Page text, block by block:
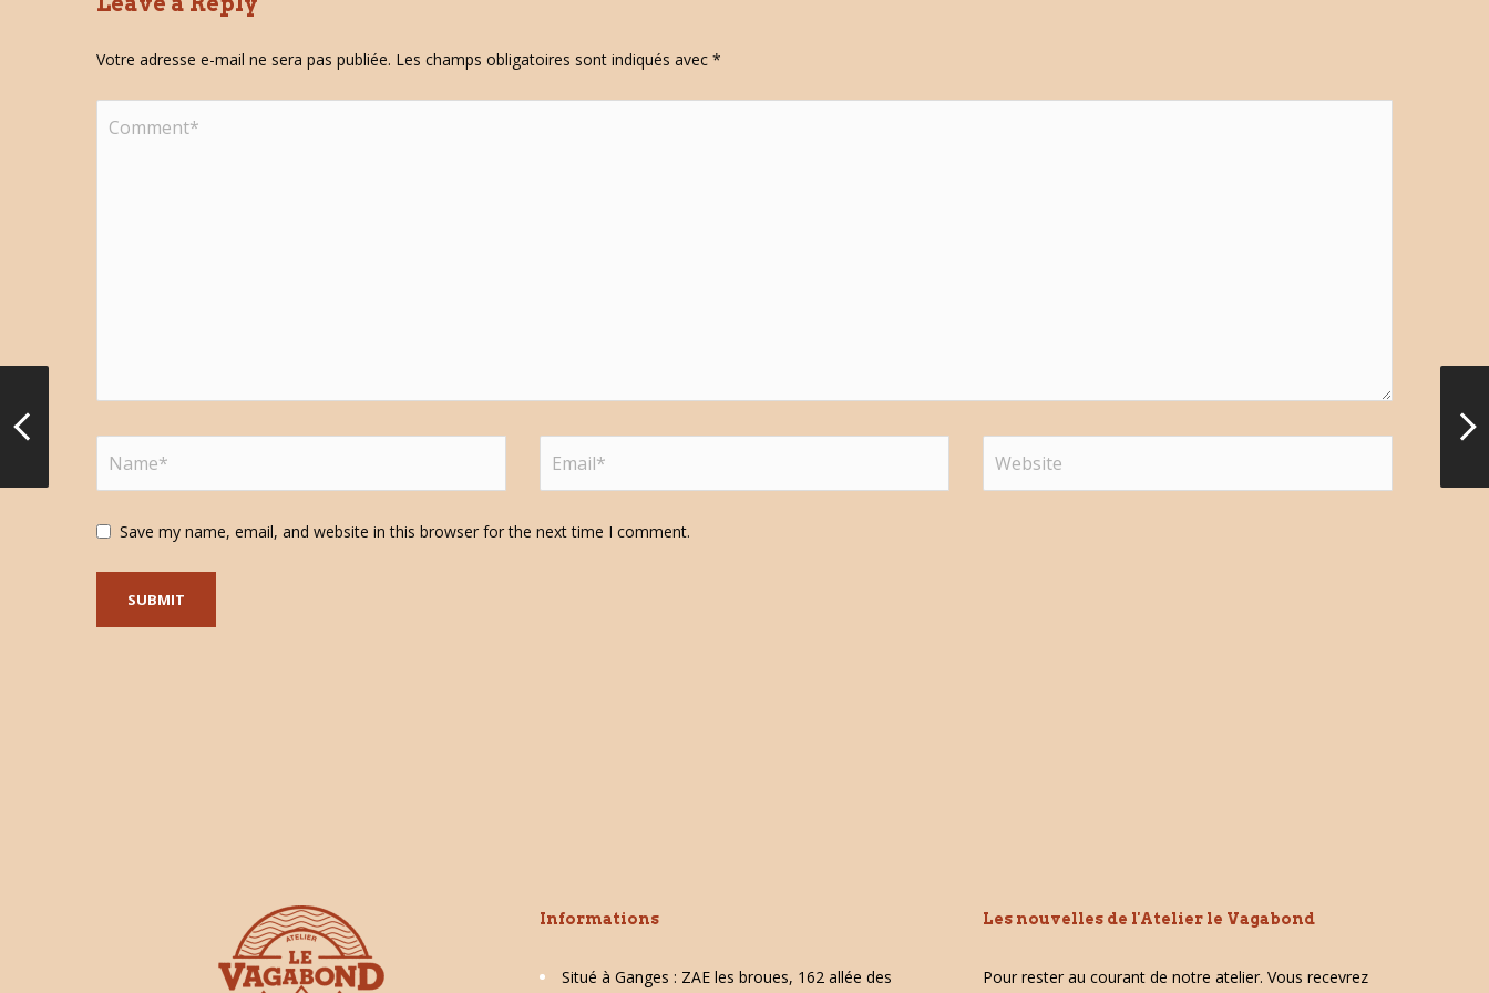
Votre adresse e-mail ne sera pas publiée. Les champs obligatoires sont indiqués avec *
Save my name, email, and website in this browser for the next time I comment.
Informations
Situé à Ganges : ZAE les broues, 162 allée des
Les nouvelles de l'Atelier le Vagabond
Pour rester au courant de notre atelier. Vous recevrez